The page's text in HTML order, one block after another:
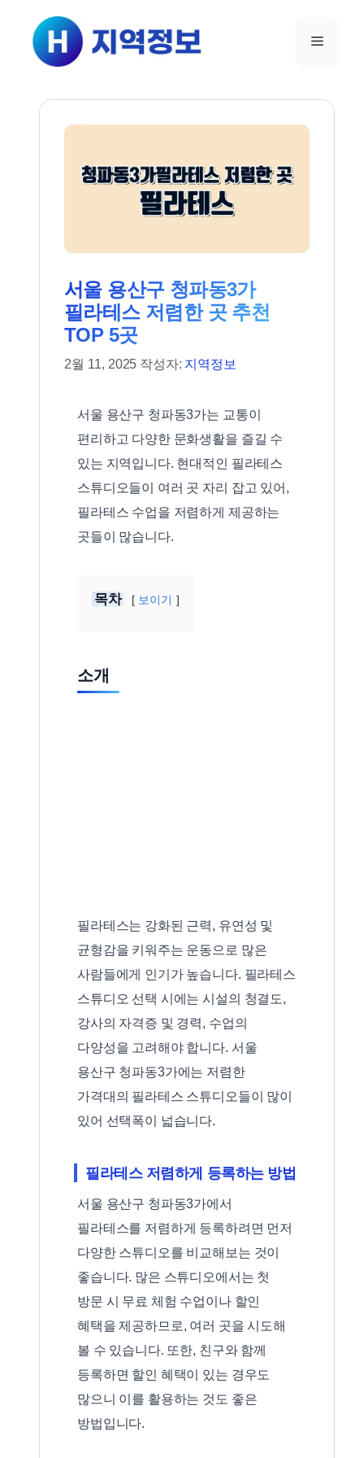
건너뛰기
메뉴
서울 용산구 청파동3가
필라테스 저렴한 곳 추천
TOP 5곳
2월 11, 2025 작성자: 지역정보
서울 용산구 청파동3가는 교통이
편리하고 다양한 문화생활을 즐길 수
있는 지역입니다. 현대적인 필라테스
스튜디오들이 여러 곳 자리 잡고 있어,
필라테스 수업을 저렴하게 제공하는
곳들이 많습니다.
목차 보이기
소개
필라테스는 강화된 근력, 유연성 및
균형감을 키워주는 운동으로 많은
사람들에게 인기가 높습니다. 필라테스
스튜디오 선택 시에는 시설의 청결도,
강사의 자격증 및 경력, 수업의
다양성을 고려해야 합니다. 서울
용산구 청파동3가에는 저렴한
가격대의 필라테스 스튜디오들이 많이
있어 선택폭이 넓습니다.
필라테스 저렴하게 등록하는 방법
서울 용산구 청파동3가에서
필라테스를 저렴하게 등록하려면 먼저
다양한 스튜디오를 비교해보는 것이
좋습니다. 많은 스튜디오에서는 첫
방문 시 무료 체험 수업이나 할인
혜택을 제공하므로, 여러 곳을 시도해
볼 수 있습니다. 또한, 친구와 함께
등록하면 할인 혜택이 있는 경우도
많으니 이를 활용하는 것도 좋은
방법입니다.